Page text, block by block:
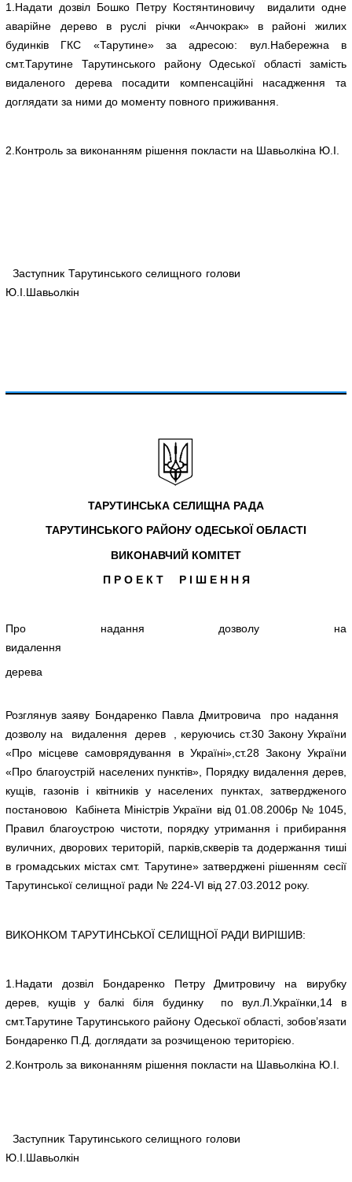
1.Надати дозвіл Бошко Петру Костянтиновичу видалити одне
аварійне дерево в руслі річки «Анчокрак» в районі жилих
будинків ГКС «Тарутине» за адресою: вул.Набережна в
смт.Тарутине Тарутинського району Одеської області замість
видаленого дерева посадити компенсаційні насадження та
доглядати за ними до моменту повного приживання.
2.Контроль за виконанням рішення покласти на Шавьолкіна Ю.І.
Заступник Тарутинського селищного голови
Ю.І.Шавьолкін
ТАРУТИНСЬКА СЕЛИЩНА РАДА
ТАРУТИНСЬКОГО РАЙОНУ ОДЕСЬКОЇ ОБЛАСТІ
ВИКОНАВЧИЙ КОМІТЕТ
П Р О Е К Т Р І Ш Е Н Н Я
Про надання дозволу на
видалення
дерева
Розглянув заяву Бондаренко Павла Дмитровича про надання
дозволу на видалення дерев , керуючись ст.30 Закону України
«Про місцеве самоврядування в Україні»,ст.28 Закону України
«Про благоустрій населених пунктів», Порядку видалення дерев,
кущів, газонів і квітників у населених пунктах, затвердженого
постановою Кабінета Міністрів України від 01.08.2006р № 1045,
Правил благоустрою чистоти, порядку утримання і прибирання
вуличних, дворових територій, парків,скверів та додержання тиші
в громадських містах смт. Тарутине» затверджені рішенням сесії
Тарутинської селищної ради № 224-VI від 27.03.2012 року.
ВИКОНКОМ ТАРУТИНСЬКОЇ СЕЛИЩНОЇ РАДИ ВИРІШИВ:
1.Надати дозвіл Бондаренко Петру Дмитровичу на вирубку
дерев, кущів у балкі біля будинку по вул.Л.Українки,14 в
смт.Тарутине Тарутинського району Одеської області, зобов’язати
Бондаренко П.Д. доглядати за розчищеною територією.
2.Контроль за виконанням рішення покласти на Шавьолкіна Ю.І.
Заступник Тарутинського селищного голови
Ю.І.Шавьолкін